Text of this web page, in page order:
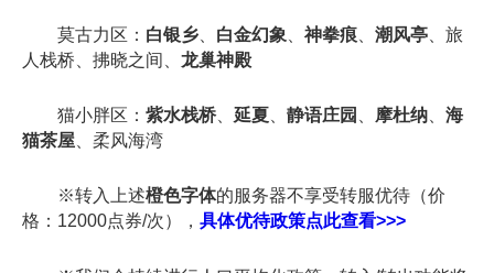
莫古力区： 白银乡 白金幻象 神拳痕 潮风亭 、旅
人栈桥、拂晓之间、 龙巢神殿
猫小胖区： 紫水栈桥、 延夏 静语庄园 摩杜纳
海
猫茶屋 、柔风海湾
※转入上述橙色字体的服务器不享受转服优待（价
格：12000点券/次）， 具体优待政策点此查看>>>